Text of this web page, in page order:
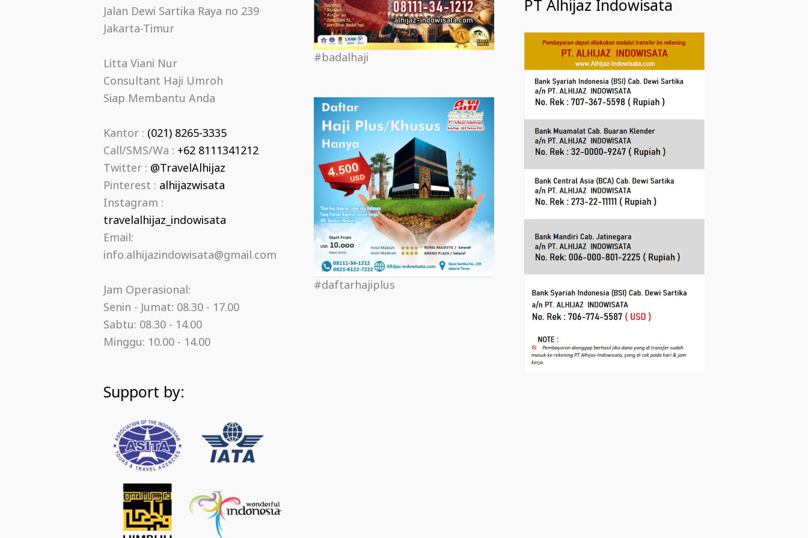
Jalan Dewi Sartika Raya no 239
Jakarta-Timur
Litta Viani Nur
Consultant Haji Umroh
Siap Membantu Anda
Kantor : (021) 8265-3335
Call/SMS/Wa : +62 8111341212
Twitter : @TravelAlhijaz
Pinterest : alhijazwisata
Instagram :
travelalhijaz_indowisata
Email:
info.alhijazindowisata@gmail.com
Jam Operasional:
Senin - Jumat: 08.30 - 17.00
Sabtu: 08.30 - 14.00
Minggu: 10.00 - 14.00
Support by:
#badalhaji
#daftarhajiplus
PT Alhijaz Indowisata